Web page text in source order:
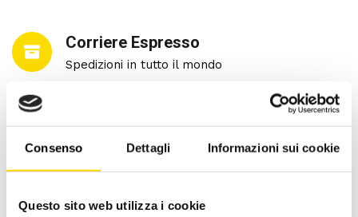
Consenso Dettagli Informazioni sui cookie
Questo sito web utilizza i cookie
Corriere Espresso
Spedizioni in tutto il mondo
Pagamenti Sicuri
Con Carta di Credito e PayPal
Hai bisogno di aiuto?